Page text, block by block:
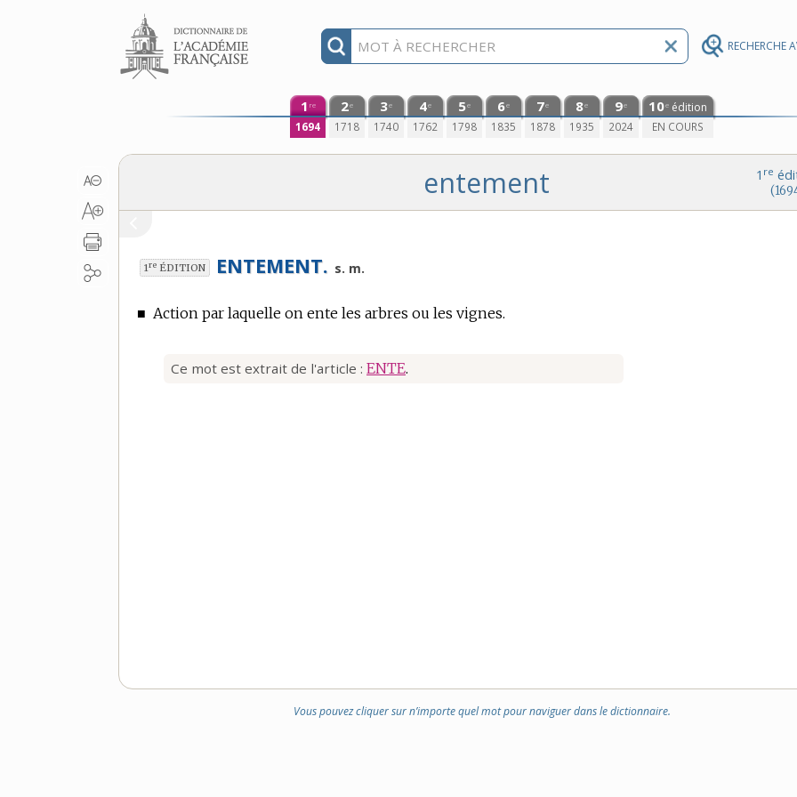
RECHERCHE
Aller au contenu
1 re
1694
2e
1718
3e
1740
4e
1762
5e
1798
6e
1835
7e
1878
8e
1935
9e
2024
10e édition
EN COURS
1 re
entement
1re ÉDITION ENTEMENT. s. m.
■ Action par laquelle on ente les arbres ou les vignes.
Ce mot est extrait de l'article : ENTE.
Vous pouvez cliquer sur n’importe quel mot pour naviguer dans le dictionnaire.